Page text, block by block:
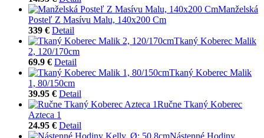
Manželská
Posteľ Z Masívu Malu, 140x200 Cm
339 € Detail
Tkaný Koberec Malik
2, 120/170cm
69.9 € Detail
Tkaný Koberec Malik
1, 80/150cm
39.95 € Detail
Ručne Tkaný Koberec
Azteca 1
24.95 € Detail
Nástenné Hodiny